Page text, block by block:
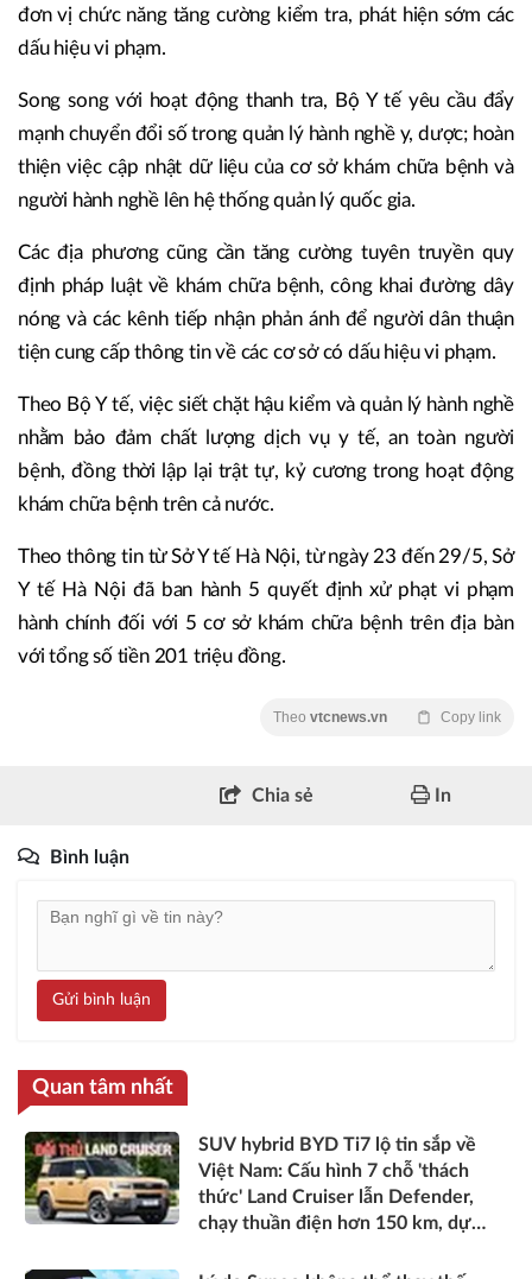
đơn vị chức năng tăng cường kiểm tra, phát hiện sớm các
dấu hiệu vi phạm.
Song song với hoạt động thanh tra, Bộ Y tế yêu cầu đẩy
mạnh chuyển đổi số trong quản lý hành nghề y, dược; hoàn
thiện việc cập nhật dữ liệu của cơ sở khám chữa bệnh và
người hành nghề lên hệ thống quản lý quốc gia.
Các địa phương cũng cần tăng cường tuyên truyền quy
định pháp luật về khám chữa bệnh, công khai đường dây
nóng và các kênh tiếp nhận phản ánh để người dân thuận
tiện cung cấp thông tin về các cơ sở có dấu hiệu vi phạm.
Theo Bộ Y tế, việc siết chặt hậu kiểm và quản lý hành nghề
nhằm bảo đảm chất lượng dịch vụ y tế, an toàn người
bệnh, đồng thời lập lại trật tự, kỷ cương trong hoạt động
khám chữa bệnh trên cả nước.
Theo thông tin từ Sở Y tế Hà Nội, từ ngày 23 đến 29/5, Sở
Y tế Hà Nội đã ban hành 5 quyết định xử phạt vi phạm
hành chính đối với 5 cơ sở khám chữa bệnh trên địa bàn
với tổng số tiền 201 triệu đồng.
Theo vtcnews.vn Copy link
Chia sẻ In
Bình luận
Gửi bình luận
Quan tâm nhất
SUV hybrid BYD Ti7 lộ tin sắp về
Việt Nam: Cấu hình 7 chỗ 'thách
thức' Land Cruiser lẫn Defender,
chạy thuần điện hơn 150 km, dự